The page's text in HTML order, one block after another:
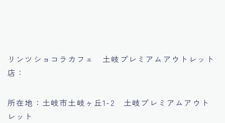
リンツショコラカフェ 土岐プレミアムアウトレット
店：
所在地：土岐市土岐ヶ丘1-2 土岐プレミアムアウト
レット